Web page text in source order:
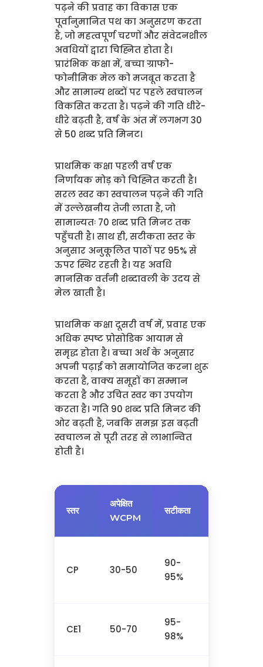
पढ़ने की प्रवाह का विकास एक
पूर्वानुमानित पथ का अनुसरण करता
है, जो महत्वपूर्ण चरणों और संवेदनशील
अवधियों द्वारा चिह्नित होता है।
प्रारंभिक कक्षा में, बच्चा ग्राफो-
फोनीमिक मेल को मजबूत करता है
और सामान्य शब्दों पर पहले स्वचालन
विकसित करता है। पढ़ने की गति धीरे-
धीरे बढ़ती है, वर्ष के अंत में लगभग 30
से 50 शब्द प्रति मिनट।
प्राथमिक कक्षा पहली वर्ष एक
निर्णायक मोड़ को चिह्नित करती है।
सरल स्वर का स्वचालन पढ़ने की गति
में उल्लेखनीय तेजी लाता है, जो
सामान्यतः 70 शब्द प्रति मिनट तक
पहुँचती है। साथ ही, सटीकता स्तर के
अनुसार अनुकूलित पाठों पर 95% से
ऊपर स्थिर रहती है। यह अवधि
मानसिक वर्तनी शब्दावली के उदय से
मेल खाती है।
प्राथमिक कक्षा दूसरी वर्ष में, प्रवाह एक
अधिक स्पष्ट प्रोसोडिक आयाम से
समृद्ध होता है। बच्चा अर्थ के अनुसार
अपनी पढ़ाई को समायोजित करना शुरू
करता है, वाक्य समूहों का सम्मान
करता है और उचित स्वर का उपयोग
करता है। गति 90 शब्द प्रति मिनट की
ओर बढ़ती है, जबकि समझ इस बढ़ती
स्वचालन से पूरी तरह से लाभान्वित
होती है।
स्तर
अपेक्षित
WCPM
सटीकता
CP 30-50
90-
95%
CE1 50-70
95-
98%